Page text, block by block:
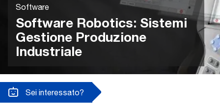
Software
Software Robotics: Sistemi
Gestione Produzione
Industriale
Sei interessato?